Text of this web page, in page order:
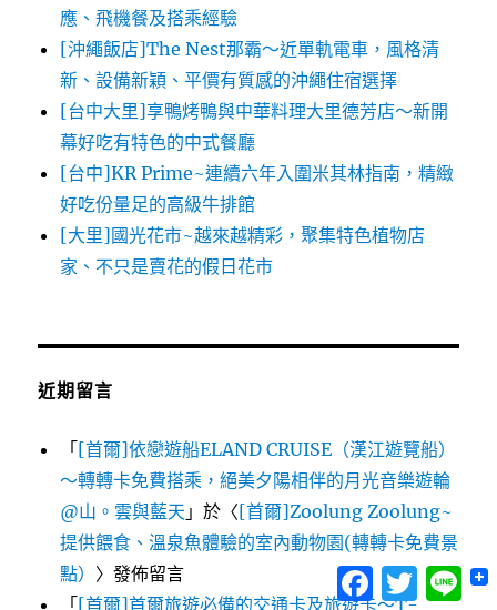
應、飛機餐及搭乘經驗
[沖繩飯店]The Nest那霸～近單軌電車，風格清
新、設備新穎、平價有質感的沖繩住宿選擇
[台中大里]享鴨烤鴨與中華料理大里德芳店～新開
幕好吃有特色的中式餐廳
[台中]KR Prime~連續六年入圍米其林指南，精緻
好吃份量足的高級牛排館
[大里]國光花市~越來越精彩，聚集特色植物店
家、不只是賣花的假日花市
近期留言
「[首爾]依戀遊船ELAND CRUISE（漢江遊覽船）
～轉轉卡免費搭乘，絕美夕陽相伴的月光音樂遊輪
@山。雲與藍天 」於〈[首爾]Zoolung Zoolung~
提供餵食、溫泉魚體驗的室內動物園(轉轉卡免費景
點） 〉發佈留言
「[首爾]首爾旅遊必備的交通卡及旅遊卡～T-
Facebook
Twitter